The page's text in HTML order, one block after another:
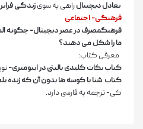
تعادل دیجیتالراهی به سویزندگی فراتر
فرهنگی- اجتماعی
فرهنگمصرف در عصر دیجیتال- چگونه
ما را شکل می دهند؟
معرفی کتاب:
کتاب نکات کلیدی بالینی در اپتومتری-
کتاب شنا با کوسه ها بدون آن که زنده
کی- ترجمه به فارسی دارد.